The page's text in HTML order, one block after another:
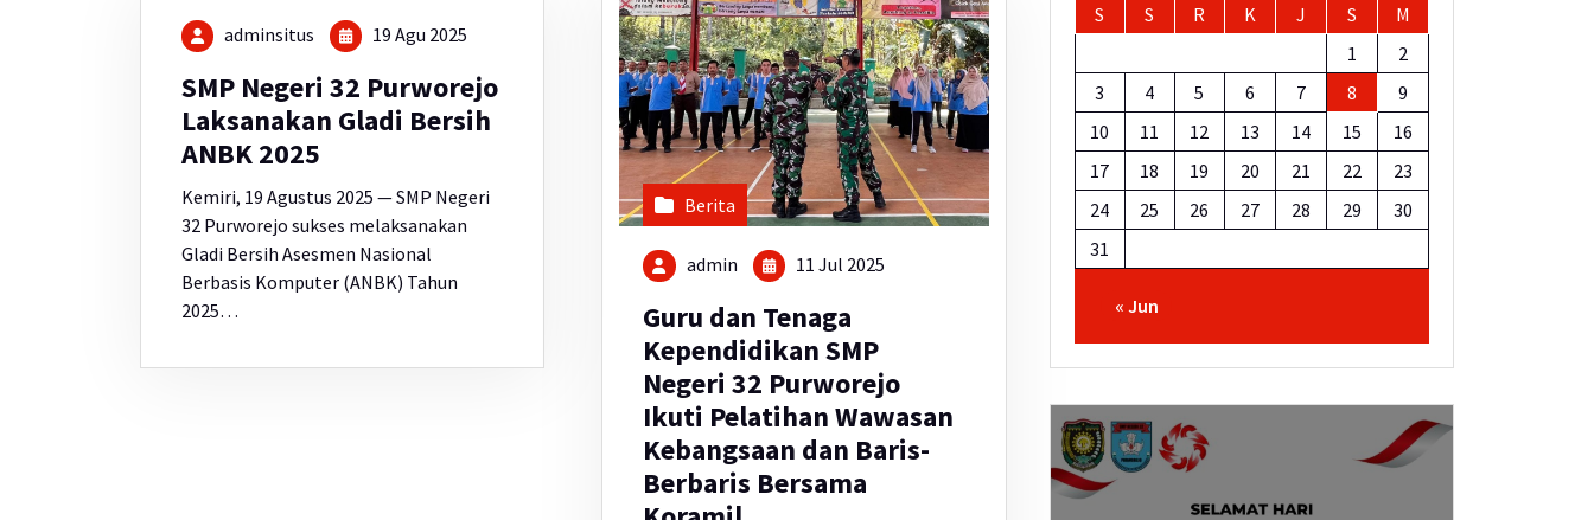
adminsitus 19 Agu 2025
SMP Negeri 32 Purworejo
Laksanakan Gladi Bersih
ANBK 2025
Kemiri, 19 Agustus 2025 — SMP Negeri
32 Purworejo sukses melaksanakan
Gladi Bersih Asesmen Nasional
Berbasis Komputer (ANBK) Tahun
2025…
Berita
admin 11 Jul 2025
Guru dan Tenaga
Kependidikan SMP
Negeri 32 Purworejo
Ikuti Pelatihan Wawasan
Kebangsaan dan Baris-
Berbaris Bersama
S
S R K J S
M
1
2
3
4 5 6 7 8
9
10
11 12 13 14 15
16
17
18 19 20 21 22
23
24
25 26 27 28 29
30
31
« Jun